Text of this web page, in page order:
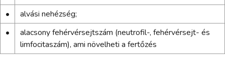
•
alvási nehézség;
•
alacsony fehérvérsejtszám (neutrofil-, fehérvérsejt- és
limfocitaszám), ami növelheti a fertőzés